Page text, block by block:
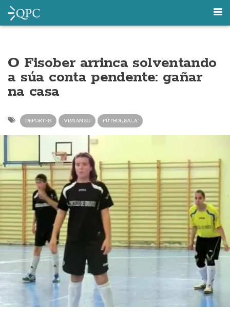
O Fisober arrinca solventando
a súa conta pendente: gañar
na casa
DEPORTES VIMIANZO FÚTBOL SALA